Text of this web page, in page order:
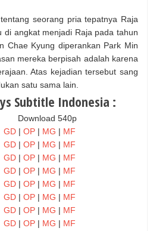
seorang pria tepatnya Raja
di angkat menjadi Raja pada tahun
Chae Kyung diperankan Park Min
mereka berpisah adalah karena
Atas kejadian tersebut sang
satu sama lain.
Subtitle Indonesia :
Download 540p
GD | OP | MG | MF
GD | OP | MG | MF
GD | OP | MG | MF
GD | OP | MG | MF
GD | OP | MG | MF
GD | OP | MG | MF
GD | OP | MG | MF
GD | OP | MG | MF